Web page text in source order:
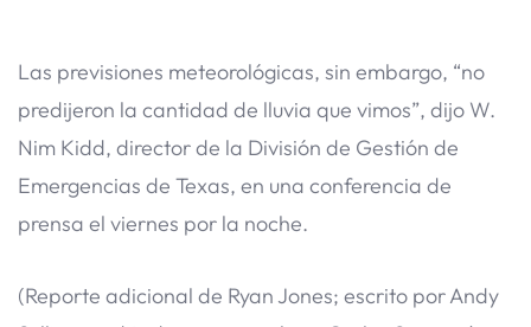
Las previsiones meteorológicas, sin embargo, “no
predijeron la cantidad de lluvia que vimos”, dijo W.
Nim Kidd, director de la División de Gestión de
Emergencias de Texas, en una conferencia de
prensa el viernes por la noche.
(Reporte adicional de Ryan Jones; escrito por Andy